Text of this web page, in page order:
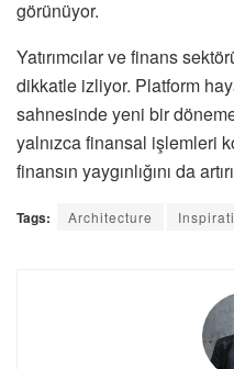
görünüyor.
Yatırımcılar ve finans
dikkatle izliyor. Platform
sahnesinde yeni bir
yalnızca finansal işlemleri
finansın yaygınlığını da
Tags: Architecture